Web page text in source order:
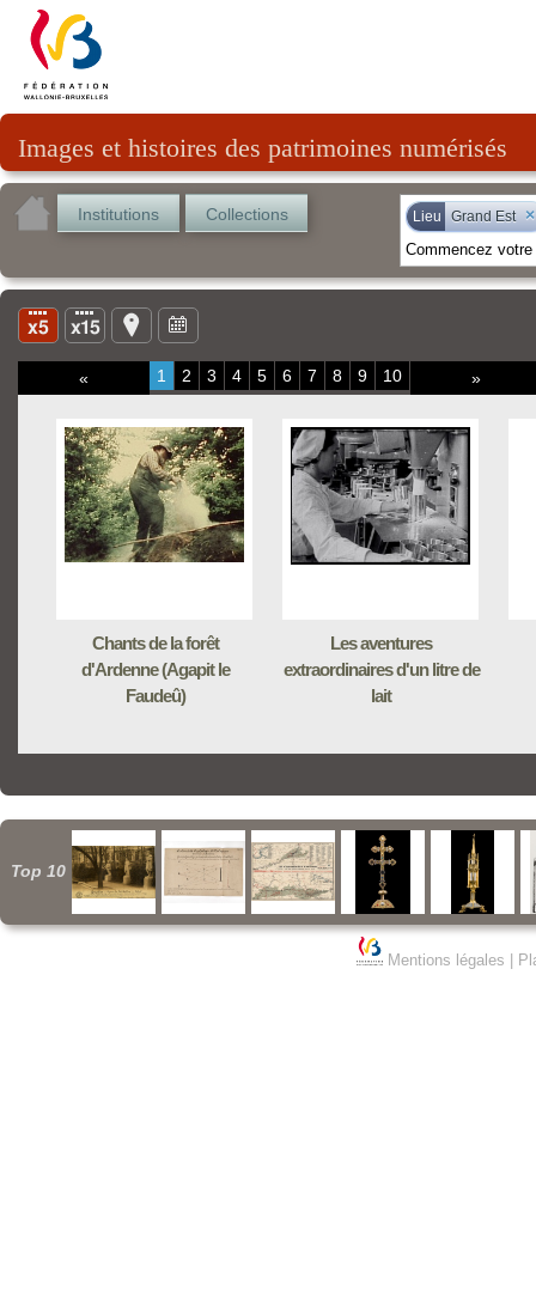
Images et histoires des patrimoines numérisés
Institutions Collections Lieu Grand Est ×
« 1 2 3 4 5 6 7 8 9 10 »
Chants de la forêt
d'Ardenne (Agapit le
Faudeû)
Les aventures
extraordinaires d'un litre de
lait
Top 10
Mentions légales